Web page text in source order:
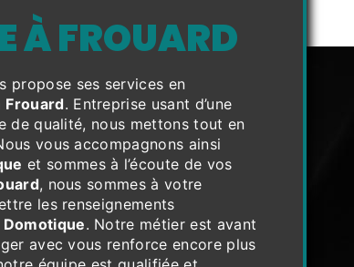
À FROUARD
propose ses services en
Frouard. Entreprise usant d’une
de qualité, nous mettons tout en
vous accompagnons ainsi
et sommes à l’écoute de vos
, nous sommes à votre
les renseignements
Domotique. Notre métier est avant
avec vous renforce encore plus